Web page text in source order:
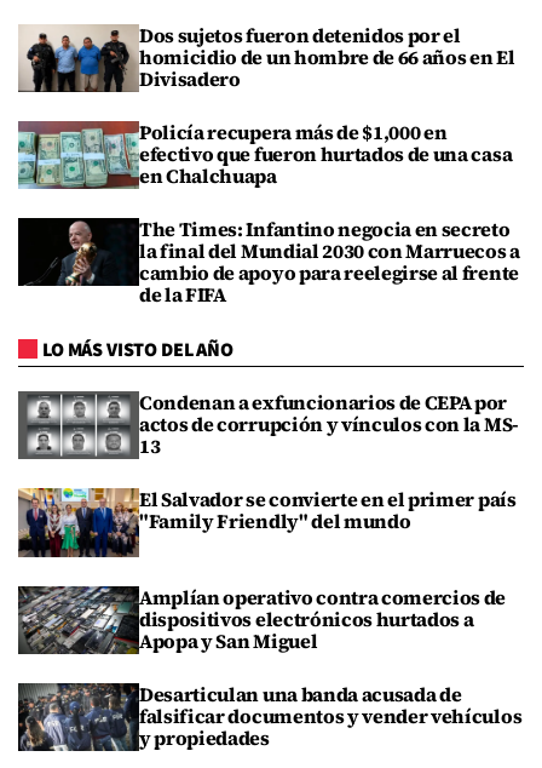
Dos sujetos fueron detenidos por el
homicidio de un hombre de 66 años en El
Divisadero
Policía recupera más de $1,000 en
efectivo que fueron hurtados de una casa
en Chalchuapa
The Times: Infantino negocia en secreto
la final del Mundial 2030 con Marruecos a
cambio de apoyo para reelegirse al frente
de la FIFA
LO MÁS VISTO DEL AÑO
Condenan a exfuncionarios de CEPA por
actos de corrupción y vínculos con la MS-
13
El Salvador se convierte en el primer país
"Family Friendly" del mundo
Amplían operativo contra comercios de
dispositivos electrónicos hurtados a
Apopa y San Miguel
Desarticulan una banda acusada de
falsificar documentos y vender vehículos
y propiedades